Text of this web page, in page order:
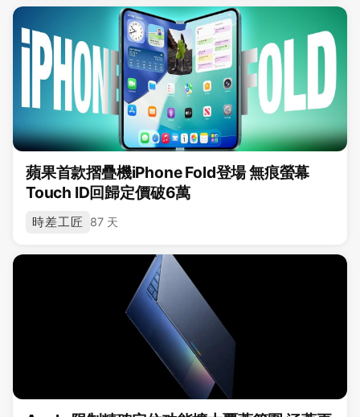
蘋果首款摺疊機iPhone Fold登場 無痕螢幕
Touch ID回歸定價破6萬
時差工匠 87 天